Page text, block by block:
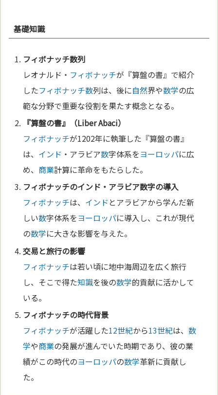
基礎知識
フィボナッチ数列
レオナルド・ フィボナッチが『算盤の書』で紹介
したフィボナッチ数列は、後に自然界や数学の広
範な分野で重要な役割を果たす概念となる。
『算盤の書』（Liber Abaci）
フィボナッチが1202年に執筆した『算盤の書』
は、 インド ・アラビア数字体系をヨーロッパに広
め、 商業計算に革命をもたらした。
フィボナッチのインド ・アラビア数字の導入
フィボナッチは、 インド とアラビアから学んだ新
しい数字体系をヨーロッパに導入し、これが現代
の数学に大きな影響を与えた。
交易と旅行の影響
フィボナッチは若い頃に地中海周辺を広く旅行
し、そこで得た知識を後の数学的貢献に活かして
いる。
フィボナッチの時代背景
フィボナッチが活躍した12世紀から13世紀は、数
学や商業の発展が進んでいた時期であり、彼の業
績がこの時代のヨーロッパの数学革新に貢献し
た。